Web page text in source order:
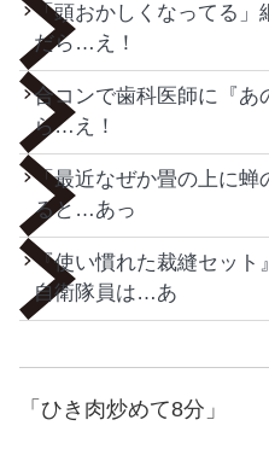
「頭おかしくなってる」
だら…え！
合コンで歯科医師に『あ
ら…え！
「最近なぜか畳の上に蝉
ると…あっ
『使い慣れた裁縫セット
自衛隊員は…あ
「ひき肉炒めて8分」